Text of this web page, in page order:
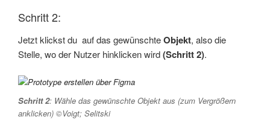
Schritt 2:
Jetzt klickst du auf das gewünschteObjekt, also die
Stelle, wo der Nutzer hinklicken wird(Schritt 2).
Schritt 2: Wähle das gewünschte Objekt aus (zum Vergrößern
anklicken) ©Voigt; Selitski